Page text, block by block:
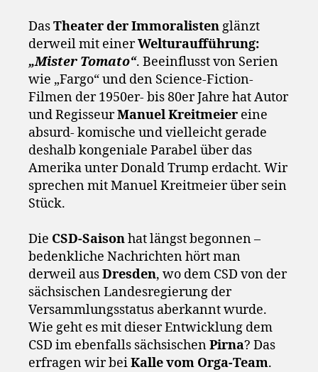
DasTheater der Immoralistenglänzt
derweil mit einerWelturaufführung:
„Mister Tomato“. Beeinflusst von Serien
wie „Fargo“ und den Science-Fiction-
Filmen der 1950er- bis 80er Jahre hat Autor
und RegisseurManuel Kreitmeier eine
absurd- komische und vielleicht gerade
deshalb kongeniale Parabel über das
Amerika unter Donald Trump erdacht. Wir
sprechen mit Manuel Kreitmeier über sein
Stück.
Die CSD-Saisonhat längst begonnen –
bedenkliche Nachrichten hört man
derweil ausDresden, wo dem CSD von der
sächsischen Landesregierung der
Versammlungsstatus aberkannt wurde.
Wie geht es mit dieser Entwicklung dem
CSD im ebenfalls sächsischenPirna? Das
erfragen wir beiKalle vom Orga-Team.